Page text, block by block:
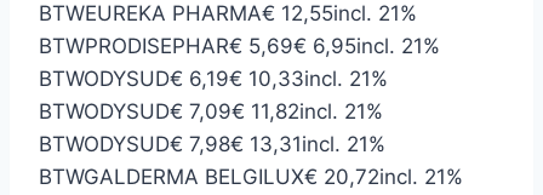
BTWEUREKA PHARMA€ 12,55incl. 21%
BTWPRODISEPHAR€ 5,69€ 6,95incl. 21%
BTWODYSUD€ 6,19€ 10,33incl. 21%
BTWODYSUD€ 7,09€ 11,82incl. 21%
BTWODYSUD€ 7,98€ 13,31incl. 21%
BTWGALDERMA BELGILUX€ 20,72incl. 21%